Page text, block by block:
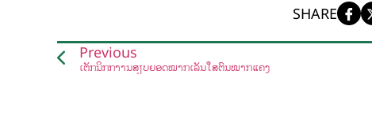
SHARE
Previous
ເຕັກນິກກາານສຽບຍອດໝາກເລັ່ນໃສ່ຕົ້ນໝາກແຄ້ງ